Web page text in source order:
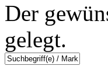
Der
gelegt.